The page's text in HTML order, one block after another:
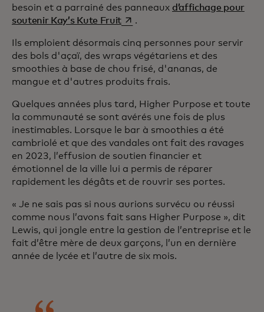
besoin et a parrainé des panneaux d’affichage pour
soutenir Kay’s Kute Fruits’ouvre dans un nouvel onglet
.
Ils emploient désormais cinq personnes pour servir
des bols d'açaï, des wraps végétariens et des
smoothies à base de chou frisé, d'ananas, de
mangue et d'autres produits frais.
Quelques années plus tard, Higher Purpose et toute
la communauté se sont avérés une fois de plus
inestimables. Lorsque le bar à smoothies a été
cambriolé et que des vandales ont fait des ravages
en 2023, l’effusion de soutien financier et
émotionnel de la ville lui a permis de réparer
rapidement les dégâts et de rouvrir ses portes.
« Je ne sais pas si nous aurions survécu ou réussi
comme nous l’avons fait sans Higher Purpose », dit
Lewis, qui jongle entre la gestion de l’entreprise et le
fait d’être mère de deux garçons, l’un en dernière
année de lycée et l’autre de six mois.